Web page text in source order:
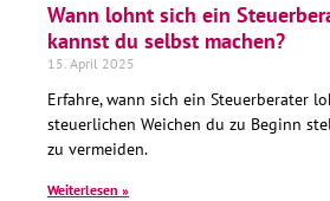
Wann lohnt sich ein
kannst du selbst machen?
15. April 2025
Erfahre, wann sich ein Steuerberater
steuerlichen Weichen du zu Beginn
zu vermeiden.
Weiterlesen »